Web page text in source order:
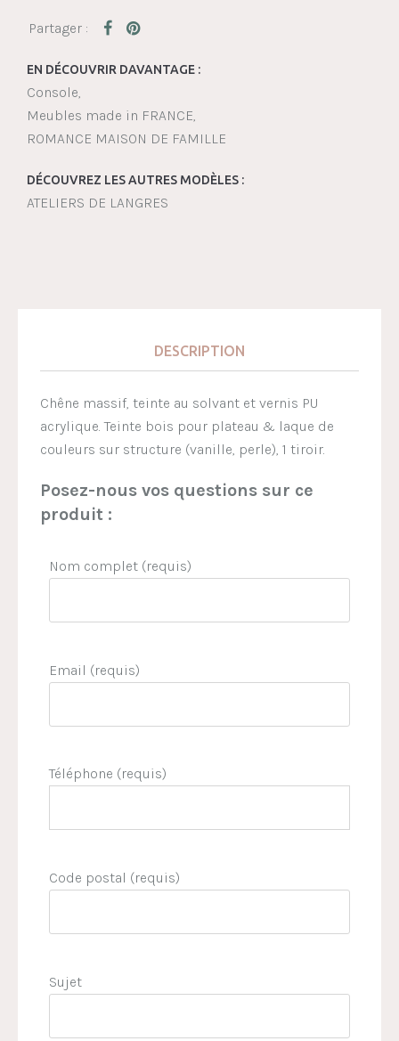
EN DÉCOUVRIR DAVANTAGE :
Console
Meubles made in FRANCE
ROMANCE MAISON DE FAMILLE
DÉCOUVREZ LES AUTRES MODÈLES :
ATELIERS DE LANGRES
DESCRIPTION
Chêne massif, teinte au solvant et vernis PU
acrylique. Teinte bois pour plateau & laque de
couleurs sur structure (vanille, perle), 1 tiroir.
Posez-nous vos questions sur ce
produit :
Nom complet (requis)
Email (requis)
Téléphone (requis)
Code postal (requis)
Sujet